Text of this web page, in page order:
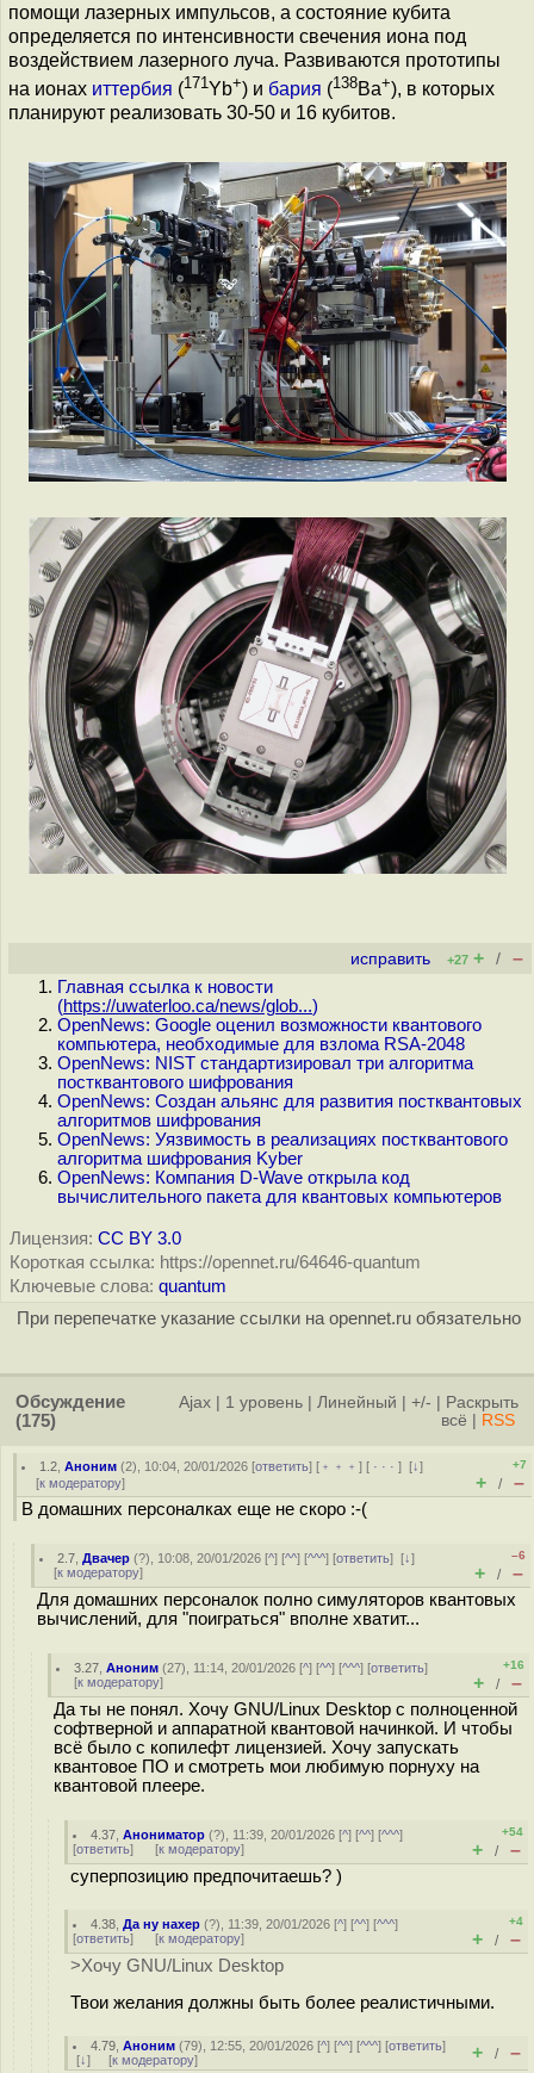
помощи лазерных импульсов, а состояние кубита
определяется по интенсивности свечения иона под
воздействием лазерного луча. Развиваются прототипы
на ионах иттербия (171Yb+) и бария (138Ba+), в которых
планируют реализовать 30-50 и 16 кубитов.
исправить +27 + / –
Главная ссылка к новости
(https://uwaterloo.ca/news/glob...)
OpenNews: Google оценил возможности квантового
компьютера, необходимые для взлома RSA-2048
OpenNews: NIST стандартизировал три алгоритма
постквантового шифрования
OpenNews: Создан альянс для развития постквантовых
алгоритмов шифрования
OpenNews: Уязвимость в реализациях постквантового
алгоритма шифрования Kyber
OpenNews: Компания D-Wave открыла код
вычислительного пакета для квантовых компьютеров
Лицензия: CC BY 3.0
Короткая ссылка: https://opennet.ru/64646-quantum
Ключевые слова: quantum
При перепечатке указание ссылки на opennet.ru обязательно
Обсуждение
(175)
Ajax 1 уровень Линейный +/-
Раскрыть
всё
RSS
1.2 ,Аноним (2), 10:04, 20/01/2026 [ответить] [ ﹢﹢﹢] [ · · ·][↓]
[к модератору]
+7
+ / –
В домашних персоналках еще не скоро :-(
2.7 ,Двачер (?), 10:08, 20/01/2026 [^] [^^] [^^^] [ответить][↓]
[к модератору]
–6
+ / –
Для домашних персоналок полно симуляторов квантовых
вычислений, для "поиграться" вполне хватит...
3.27 ,Аноним (27), 11:14, 20/01/2026 [^] [^^] [^^^] [ответить]
[к модератору]
+16
+ / –
Да ты не понял. Хочу GNU/Linux Desktop с полноценной
софтверной и аппаратной квантовой начинкой. И чтобы
всё было с копилефт лицензией. Хочу запускать
квантовое ПО и смотреть мои любимую порнуху на
квантовой плеере.
4.37 ,Анониматор (?), 11:39, 20/01/2026 [^] [^^] [^^^]
[ответить] [к модератору]
+54
+ / –
суперпозицию предпочитаешь? )
4.38 ,Да ну нахер (?), 11:39, 20/01/2026 [^] [^^] [^^^]
[ответить] [к модератору]
+4
+ / –
>Хочу GNU/Linux Desktop
Твои желания должны быть более реалистичными.
4.79 ,Аноним (79), 12:55, 20/01/2026 [^] [^^] [^^^] [ответить]
[↓] [к модератору] + / –